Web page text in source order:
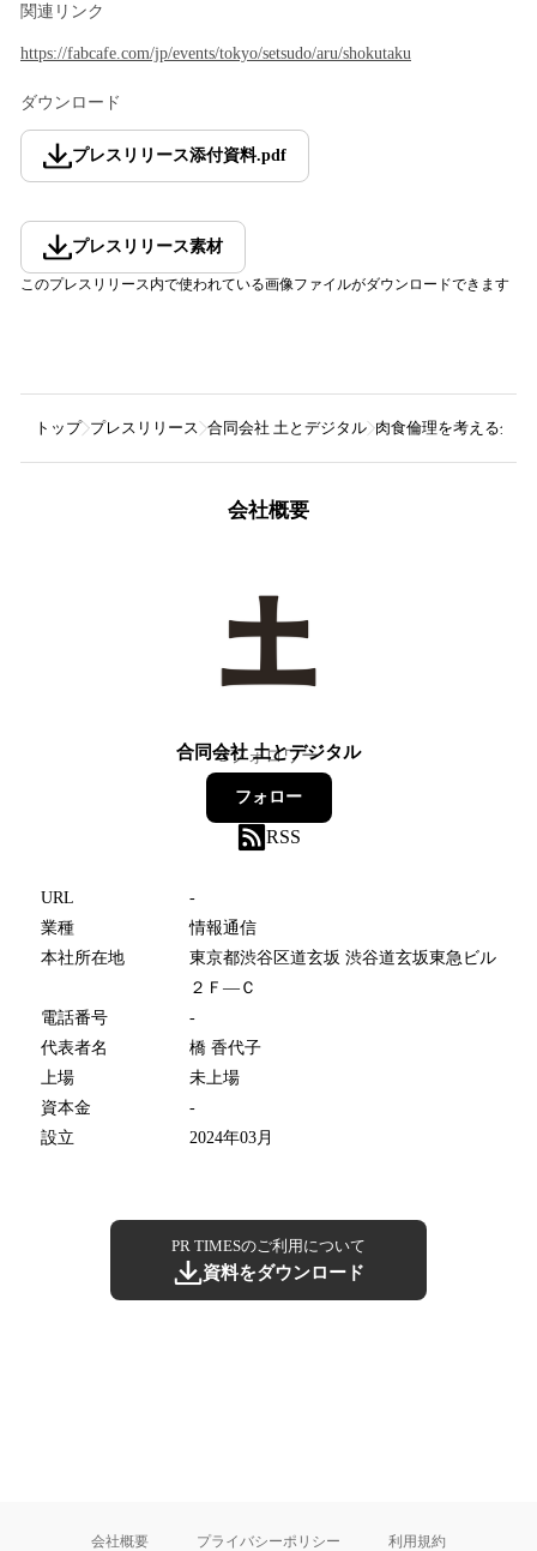
関連リンク
https://fabcafe.com/jp/events/tokyo/setsudo/aru/shokutaku
ダウンロード
プレスリリース添付資料.pdf
プレスリリース素材
このプレスリリース内で使われている画像ファイルがダウンロードできます
トップ プレスリリース 合同会社 土とデジタル 肉食倫理を考える企画
会社概要
合同会社 土とデジタル
3フォロワー
フォロー
RSS
URL
-
業種
情報通信
本社所在地
東京都渋谷区道玄坂 渋谷道玄坂東急ビル
２Ｆ―Ｃ
電話番号
-
代表者名
橋 香代子
上場
未上場
資本金
-
設立
2024年03月
PR TIMESのご利用について
資料をダウンロード
会社概要 プライバシーポリシー 利用規約